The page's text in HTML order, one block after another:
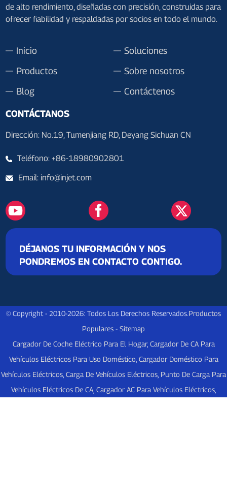
de alto rendimiento, diseñadas con precisión, construidas para
ofrecer fiabilidad y respaldadas por socios en todo el mundo.
Inicio
Soluciones
Productos
Sobre nosotros
Blog
Contáctenos
CONTÁCTANOS
Dirección: No.19, Tumenjiang RD, Deyang Sichuan CN
Teléfono: +86-18980902801
Email: info@injet.com
DÉJANOS TU INFORMACIÓN Y NOS
PONDREMOS EN CONTACTO CONTIGO.
© Copyright - 2010-2026: Todos Los Derechos Reservados.Productos
Populares - Sitemap
Cargador De Coche Eléctrico Para El Hogar, Cargador De CA Para
Vehículos Eléctricos Para Uso Doméstico Cargador Doméstico Para
Vehículos Eléctricos Carga De Vehículos Eléctricos Punto De Carga Para
Vehículos Eléctricos De CA, Cargador AC Para Vehículos Eléctricos,